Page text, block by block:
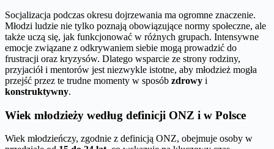
Socjalizacja podczas okresu dojrzewania ma ogromne znaczenie.
Młodzi ludzie nie tylko poznają obowiązujące normy społeczne, ale
także uczą się, jak funkcjonować w różnych grupach. Intensywne
emocje związane z odkrywaniem siebie mogą prowadzić do
frustracji oraz kryzysów. Dlatego wsparcie ze strony rodziny,
przyjaciół i mentorów jest niezwykle istotne, aby młodzież mogła
przejść przez te trudne momenty w sposób zdrowy i
konstruktywny.
Wiek młodzieży według definicji ONZ i w Polsce
Wiek młodzieńczy, zgodnie z definicją ONZ, obejmuje osoby w